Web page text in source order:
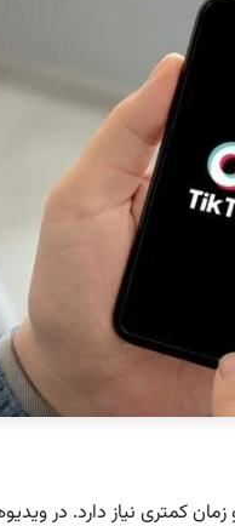
کمتری نیاز دارد. در